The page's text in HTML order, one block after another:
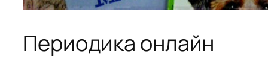
Периодика онлайн